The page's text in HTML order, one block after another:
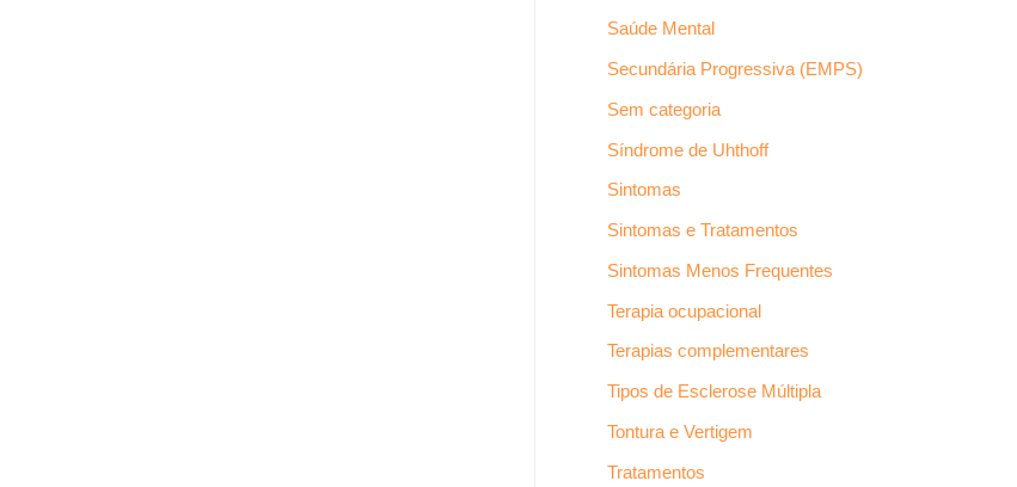
Saúde Mental
Secundária Progressiva (EMPS)
Sem categoria
Síndrome de Uhthoff
Sintomas
Sintomas e Tratamentos
Sintomas Menos Frequentes
Terapia ocupacional
Terapias complementares
Tipos de Esclerose Múltipla
Tontura e Vertigem
Tratamentos